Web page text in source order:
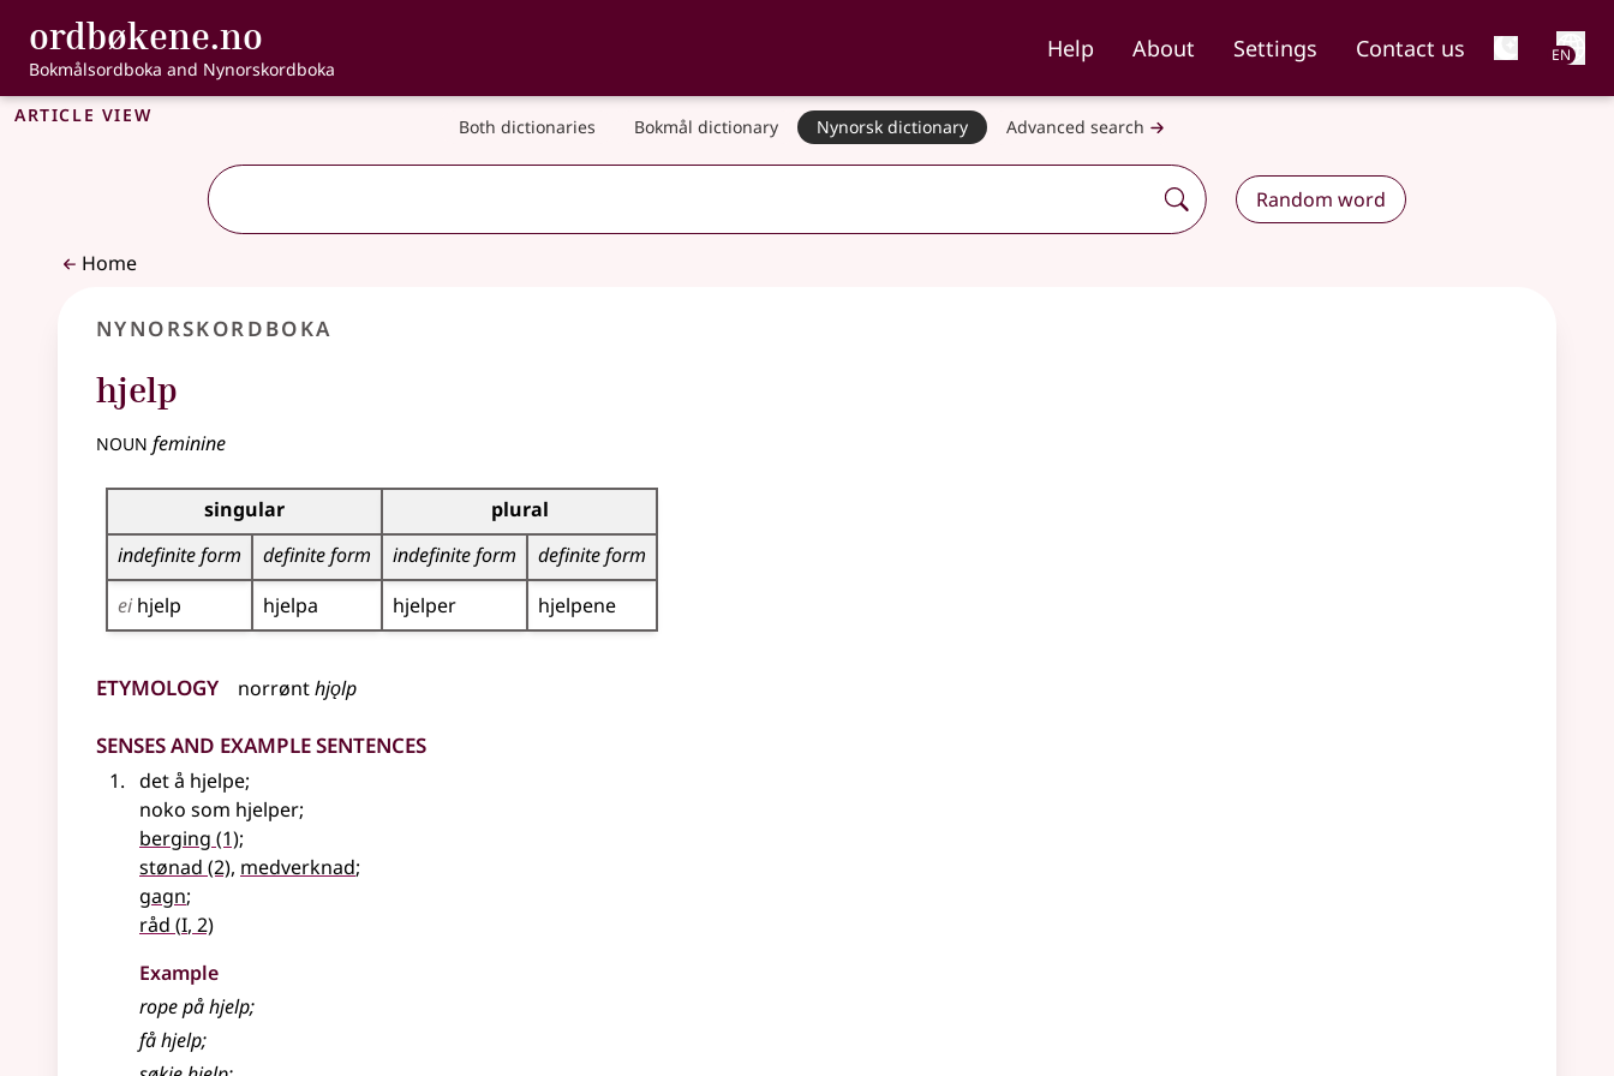
Skip to main content
Accessibility
ordbøkene.no
Bokmålsordboka and Nynorskordboka
Help About Settings Contact us EN
Article view Both dictionaries Bokmål dictionary Nynorsk dictionary Advanced search
Random word
Home
Nynorskordboka
hjelp
noun feminine
Inflection table for this noun
singular
plural
indefinite form
definite form indefinite form
definite form
ei hjelp hjelpa hjelper hjelpene
Etymology norrønthjǫlp
Senses and Example Sentences
det å hjelpe;
noko som hjelper;
berging (1);
stønad (2), medverknad;
gagn;
råd (1
I, 2)
Example
rope på hjelp;
få hjelp;